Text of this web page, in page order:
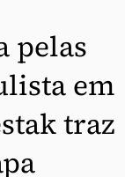
pelas
em
traz